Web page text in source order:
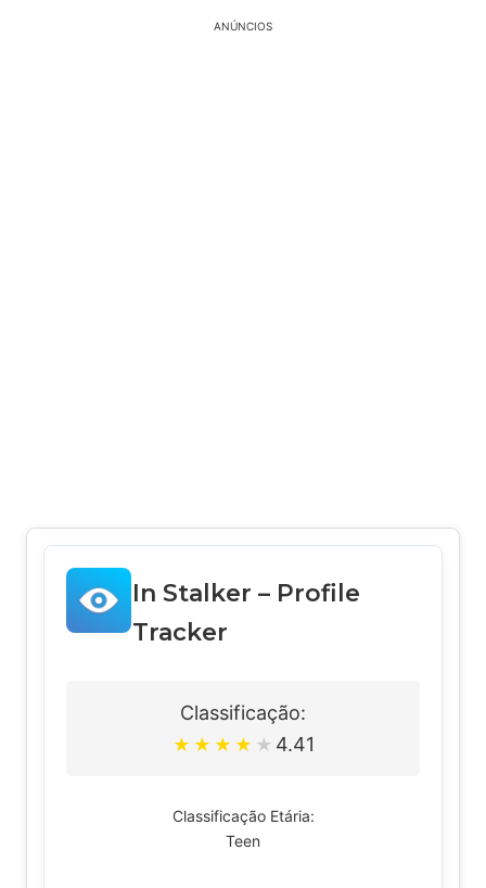
ANÚNCIOS
In Stalker – Profile
Tracker
Classificação:
★ ★ ★ ★ ★ 4.41
Classificação Etária:
Teen